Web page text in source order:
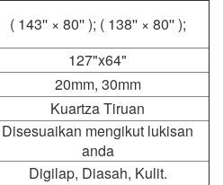
( 143'' × 80'' ); ( 138'' × 80'' );
127"x64"
20mm, 30mm
Kuartza Tiruan
Disesuaikan mengikut lukisan
anda
Digilap, Diasah, Kulit.